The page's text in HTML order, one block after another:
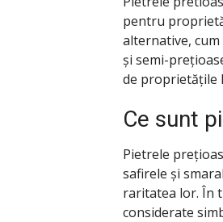
pentru
alternative,
și semi-
de proprietățile
Ce sunt
Pietrele
safirele și
raritatea lor. În
considerate